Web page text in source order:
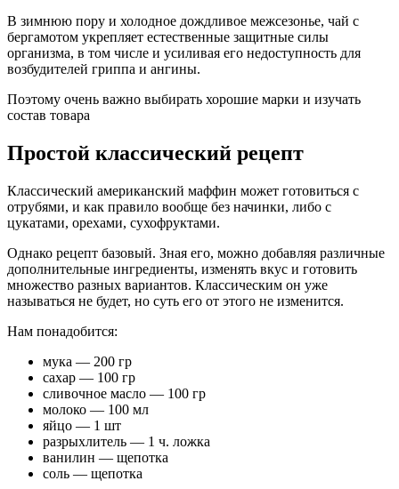
В зимнюю пору и холодное дождливое межсезонье, чай с
бергамотом укрепляет естественные защитные силы
организма, в том числе и усиливая его недоступность для
возбудителей гриппа и ангины.
Поэтому очень важно выбирать хорошие марки и изучать
состав товара
Простой классический рецепт
Классический американский маффин может готовиться с
отрубями, и как правило вообще без начинки, либо с
цукатами, орехами, сухофруктами.
Однако рецепт базовый. Зная его, можно добавляя различные
дополнительные ингредиенты, изменять вкус и готовить
множество разных вариантов. Классическим он уже
называться не будет, но суть его от этого не изменится.
Нам понадобится:
мука — 200 гр
сахар — 100 гр
сливочное масло — 100 гр
молоко — 100 мл
яйцо — 1 шт
разрыхлитель — 1 ч. ложка
ванилин — щепотка
соль — щепотка